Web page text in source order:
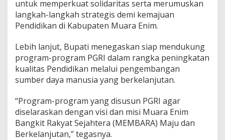
untuk memperkuat solidaritas serta merumuskan
langkah-langkah strategis demi kemajuan
Pendidikan di Kabupaten Muara Enim.
Lebih lanjut, Bupati menegaskan siap mendukung
program-program PGRI dalam rangka peningkatan
kualitas Pendidikan melalui pengembangan
sumber daya manusia yang berkelanjutan.
“Program-program yang disusun PGRI agar
diselaraskan dengan visi dan misi Muara Enim
Bangkit Rakyat Sejahtera (MEMBARA) Maju dan
Berkelanjutan,” tegasnya.